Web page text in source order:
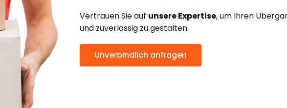
Vertrauen Sie auf unsere Expertise, um Ihren
und zuverlässig zu gestalten
Unverbindlich anfragen